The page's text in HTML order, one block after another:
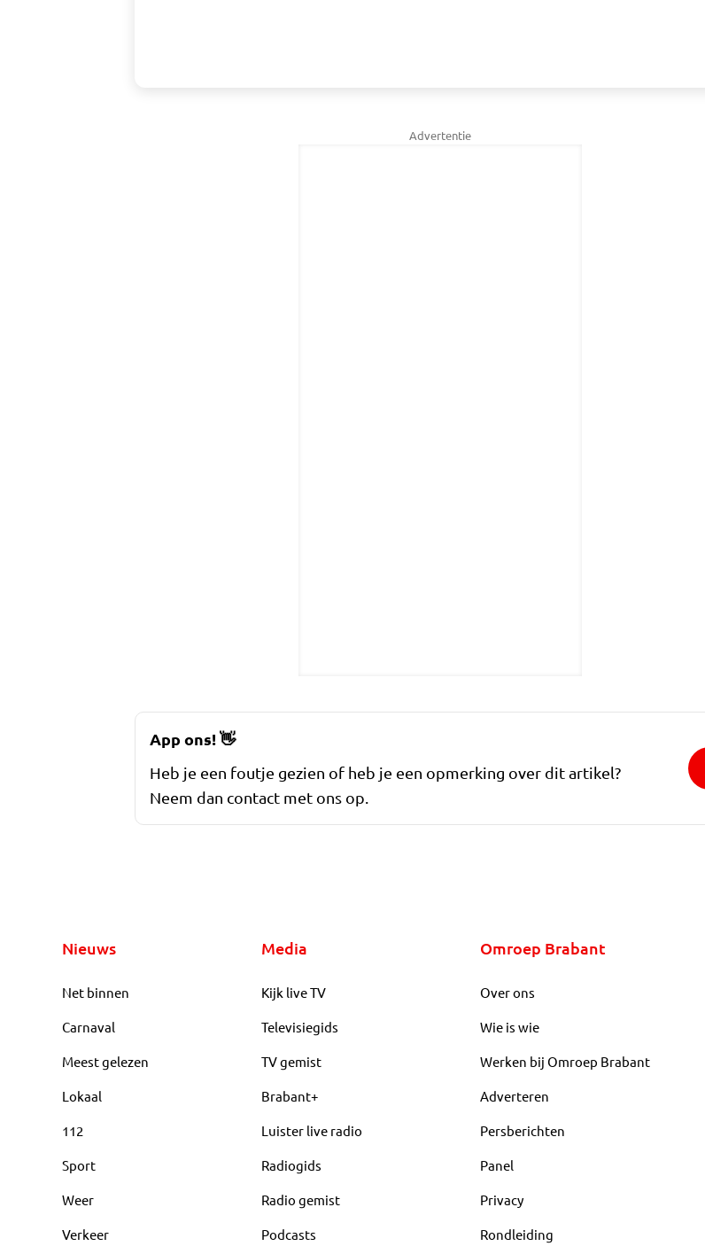
Advertentie
App ons!👋
Heb je een foutje gezien of heb je een opmerking over dit artikel?
Neem dan contact met ons op.
Nieuws
Net binnen
Carnaval
Meest gelezen
Lokaal
112
Sport
Weer
Verkeer
Media
Kijk live TV
Televisiegids
TV gemist
Brabant+
Luister live radio
Radiogids
Radio gemist
Podcasts
Omroep Brabant
Over ons
Wie is wie
Werken bij Omroep Brabant
Adverteren
Persberichten
Panel
Privacy
Rondleiding